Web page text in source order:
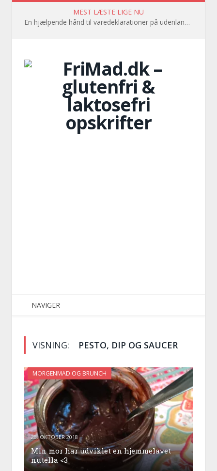
MEST LÆSTE LIGE NU
En hjælpende hånd til varedeklarationer på udenlandsk
NAVIGER
VISNING: PESTO, DIP OG SAUCER
MORGENMAD OG BRUNCH
28. OKTOBER 2018
Min mor har udviklet en hjemmelavet
nutella <3